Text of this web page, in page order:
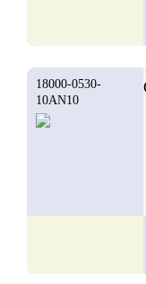
18000-0530-
10AN10